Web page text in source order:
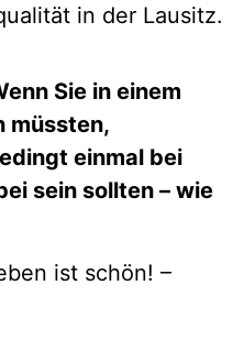
in der Lausitz.
Sie in einem
müssten,
einmal bei
sein sollten – wie
ist schön! –